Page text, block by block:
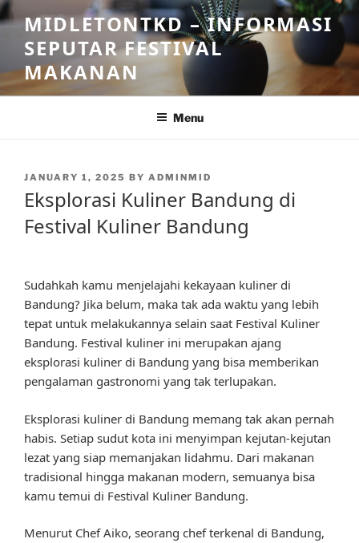
Skip
to
content
MIDLETONTKD – INFORMASI
SEPUTAR FESTIVAL
MAKANAN
Menu
POSTED
ON
JANUARY 1, 2025 BY ADMINMID
Eksplorasi Kuliner Bandung di
Festival Kuliner Bandung
Sudahkah kamu menjelajahi kekayaan kuliner di
Bandung? Jika belum, maka tak ada waktu yang lebih
tepat untuk melakukannya selain saat Festival Kuliner
Bandung. Festival kuliner ini merupakan ajang
eksplorasi kuliner di Bandung yang bisa memberikan
pengalaman gastronomi yang tak terlupakan.
Eksplorasi kuliner di Bandung memang tak akan pernah
habis. Setiap sudut kota ini menyimpan kejutan-kejutan
lezat yang siap memanjakan lidahmu. Dari makanan
tradisional hingga makanan modern, semuanya bisa
kamu temui di Festival Kuliner Bandung.
Menurut Chef Aiko, seorang chef terkenal di Bandung,